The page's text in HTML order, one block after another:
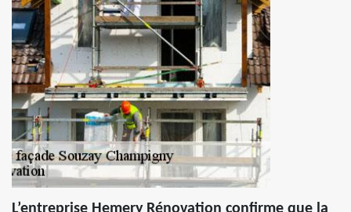
L’entreprise Hemery Rénovation confirme que la